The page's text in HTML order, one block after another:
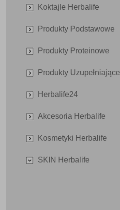
Koktajle Herbalife
Produkty Podstawowe
Produkty Proteinowe
Produkty Uzupełniające
Herbalife24
Akcesoria Herbalife
Kosmetyki Herbalife
SKIN Herbalife